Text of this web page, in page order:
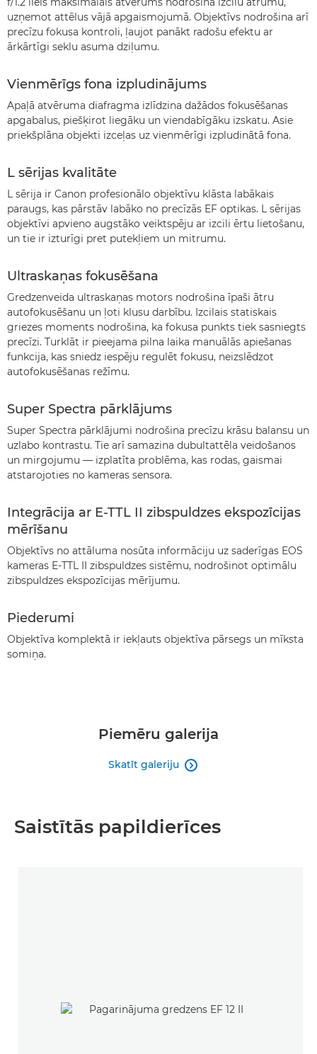
uzņemot attēlus vājā apgaismojumā. Objektīvs nodrošina arī
precīzu fokusa kontroli, ļaujot panākt radošu efektu ar
ārkārtīgi seklu asuma dziļumu.
Vienmērīgs fona izpludinājums
Apaļā atvēruma diafragma izlīdzina dažādos fokusēšanas
apgabalus, piešķirot liegāku un viendabīgāku izskatu. Asie
priekšplāna objekti izceļas uz vienmērīgi izpludinātā fona.
L sērijas kvalitāte
L sērija ir Canon profesionālo objektīvu klāsta labākais
paraugs, kas pārstāv labāko no precīzās EF optikas. L sērijas
objektīvi apvieno augstāko veiktspēju ar izcili ērtu lietošanu,
un tie ir izturīgi pret putekļiem un mitrumu.
Ultraskaņas fokusēšana
Gredzenveida ultraskaņas motors nodrošina īpaši ātru
autofokusēšanu un ļoti klusu darbību. Izcilais statiskais
griezes moments nodrošina, ka fokusa punkts tiek sasniegts
precīzi. Turklāt ir pieejama pilna laika manuālās apiešanas
funkcija, kas sniedz iespēju regulēt fokusu, neizslēdzot
autofokusēšanas režīmu.
Super Spectra pārklājums
Super Spectra pārklājumi nodrošina precīzu krāsu balansu un
uzlabo kontrastu. Tie arī samazina dubultattēla veidošanos
un mirgojumu — izplatīta problēma, kas rodas, gaismai
atstarojoties no kameras sensora.
Integrācija ar E-TTL II zibspuldzes ekspozīcijas
mērīšanu
Objektīvs no attāluma nosūta informāciju uz saderīgas EOS
kameras E-TTL II zibspuldzes sistēmu, nodrošinot optimālu
zibspuldzes ekspozīcijas mērījumu.
Piederumi
Objektīva komplektā ir iekļauts objektīva pārsegs un mīksta
somiņa.
Piemēru galerija
Skatīt galeriju 
Saistītās papildierīces